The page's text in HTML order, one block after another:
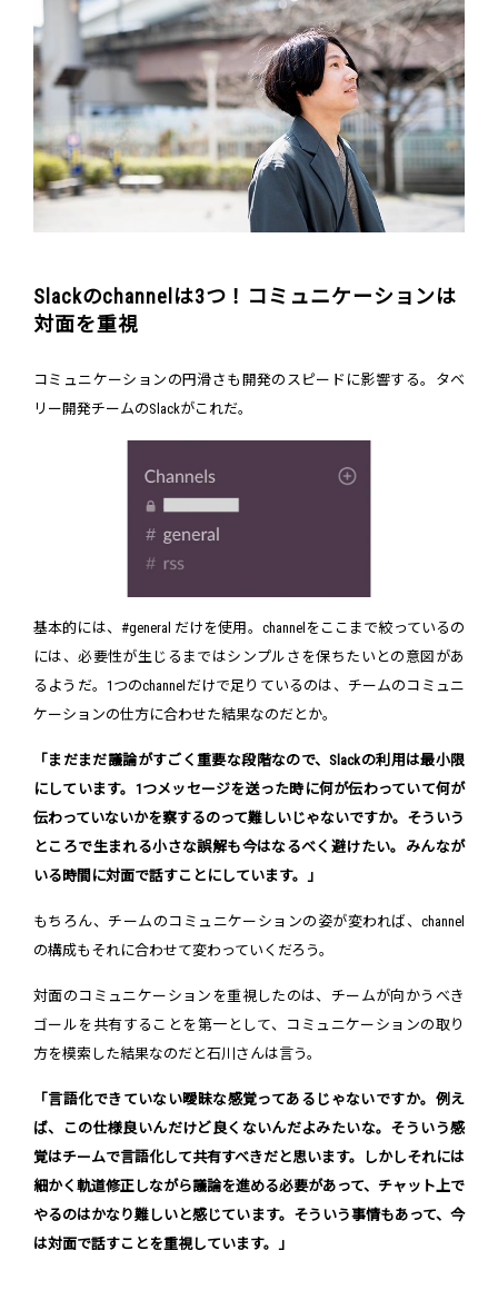
Slackのchannelは3つ！コミュニケーションは
対面を重視
コミュニケーションの円滑さも開発のスピードに影響する。タベ
リー開発チームのSlackがこれだ。
基本的には、#general だけを使用。channelをここまで絞っているの
には、必要性が生じるまではシンプルさを保ちたいとの意図があ
るようだ。1つのchannelだけで足りているのは、チームのコミュニ
ケーションの仕方に合わせた結果なのだとか。
「まだまだ議論がすごく重要な段階なので、Slackの利用は最小限
にしています。1つメッセージを送った時に何が伝わっていて何が
伝わっていないかを察するのって難しいじゃないですか。そういう
ところで生まれる小さな誤解も今はなるべく避けたい。みんなが
いる時間に対面で話すことにしています。」
もちろん、チームのコミュニケーションの姿が変われば、channel
の構成もそれに合わせて変わっていくだろう。
対面のコミュニケーションを重視したのは、チームが向かうべき
ゴールを共有することを第一として、コミュニケーションの取り
方を模索した結果なのだと石川さんは言う。
「言語化できていない曖昧な感覚ってあるじゃないですか。例え
ば、この仕様良いんだけど良くないんだよみたいな。そういう感
覚はチームで言語化して共有すべきだと思います。しかしそれには
細かく軌道修正しながら議論を進める必要があって、チャット上で
やるのはかなり難しいと感じています。そういう事情もあって、今
は対面で話すことを重視しています。」